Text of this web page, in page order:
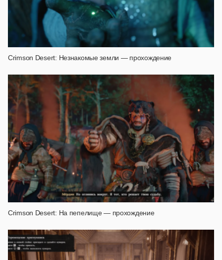
Crimson Desert: Незнакомые земли — прохождение
Crimson Desert: На пепелище — прохождение